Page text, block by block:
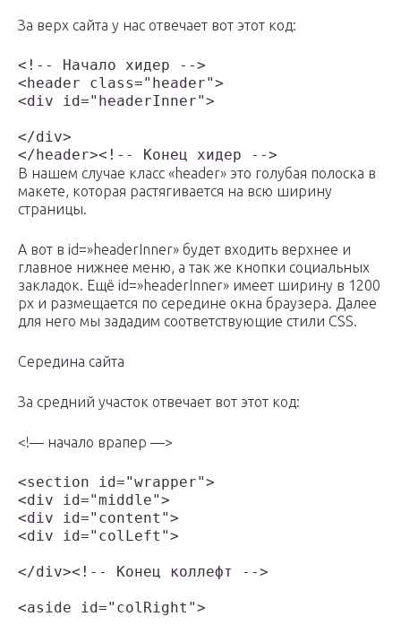
За верх сайта у нас отвечает вот этот код:
<!-- Начало хидер -->
<header class="header">
<div id="headerInner">
</div>
</header><!-- Конец хидер -->
В нашем случае класс «header» это голубая полоска в
макете, которая растягивается на всю ширину
страницы.
А вот в id=»headerInner» будет входить верхнее и
главное нижнее меню, а так же кнопки социальных
закладок. Ещё id=»headerInner» имеет ширину в 1200
рх и размещается по середине окна браузера. Далее
для него мы зададим соответствующие стили CSS.
Середина сайта
За средний участок отвечает вот этот код:
<!— начало врапер —>
<section id="wrapper">
<div id="middle">
<div id="content">
<div id="colLeft">
</div><!-- Конец коллефт -->
<aside id="colRight">